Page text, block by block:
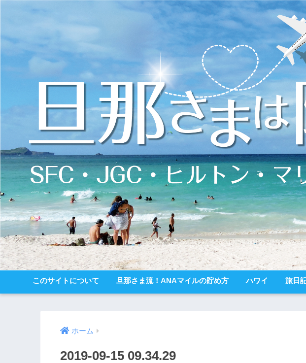
このサイトについて 旦那さま流！ANAマイルの貯め方 ハワイ 旅日
ホーム
2019-09-15 09.34.29